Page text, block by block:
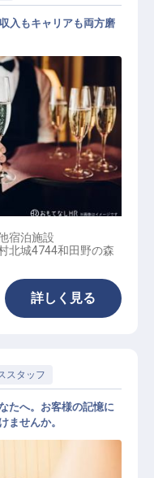
入もキャリアも両方磨
宿泊施設
北城4744和田野の森
詳しく見る
スタッフ
たへ。お客様の記憶に
ませんか。